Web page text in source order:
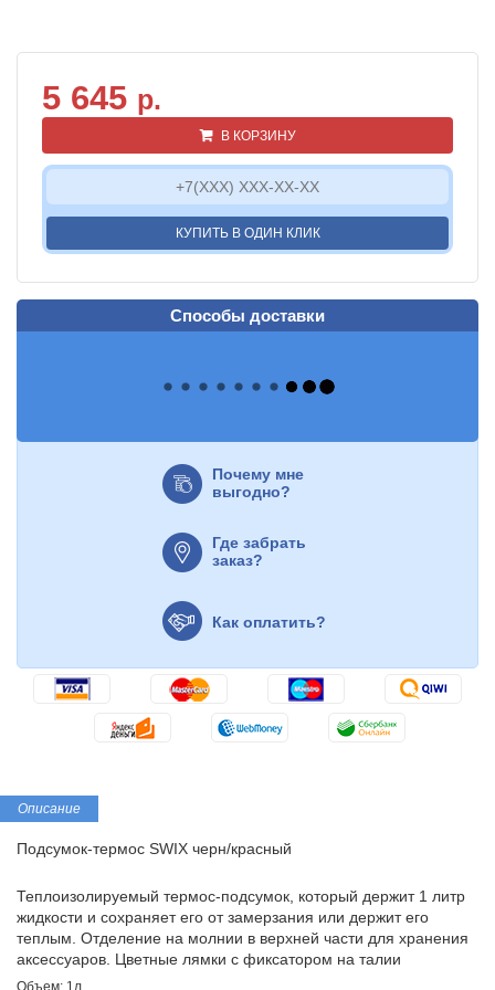
5 645 р.
В КОРЗИНУ
КУПИТЬ В ОДИН КЛИК
Способы доставки
Почему мне
выгодно?
Где забрать
заказ?
Как оплатить?
Описание
Подсумок-термос SWIX черн/красный
Теплоизолируемый термос-подсумок, который держит 1 литр
жидкости и сохраняет его от замерзания или держит его
теплым. Отделение на молнии в верхней части для хранения
аксессуаров. Цветные лямки с фиксатором на талии
Объем: 1л